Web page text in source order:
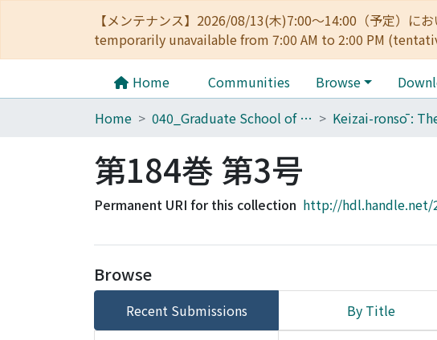
【メンテナンス】2026/08/13(木)7:00～14:00（予定）
temporarily unavailable from 7:00 AM to 2:00 PM
Home Communities Browse
Home
040_Graduate School of Economics
第184巻 第3号
Permanent URI for this collection http://hdl.handle.net/
Browse
Recent Submissions By Title